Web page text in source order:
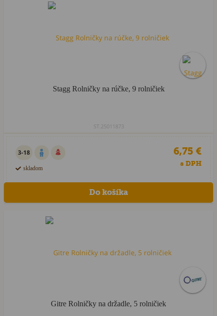
Stagg Rolničky na rúčke, 9 rolničiek
ST.25011873
3-18
skladom
6,75 €
s DPH
Gitre Rolničky na držadle, 5 rolničiek